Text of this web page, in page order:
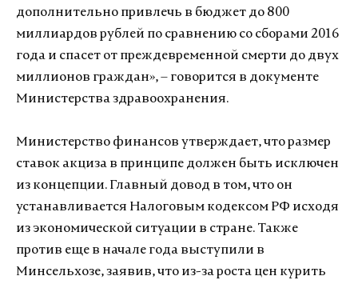
дополнительно привлечь в бюджет до 800
миллиардов рублей по сравнению со сборами 2016
года и спасет от преждевременной смерти до двух
миллионов граждан», – говорится в документе
Министерства здравоохранения.
Министерство финансов утверждает, что размер
ставок акциза в принципе должен быть исключен
из концепции. Главный довод в том, что он
устанавливается Налоговым кодексом РФ исходя
из экономической ситуации в стране. Также
против еще в начале года выступили в
Минсельхозе, заявив, что из-за роста цен курить